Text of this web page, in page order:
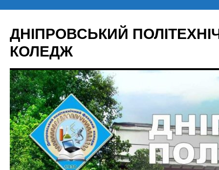
вмісту
ДНІПРОВСЬКИЙ
КОЛЕДЖ